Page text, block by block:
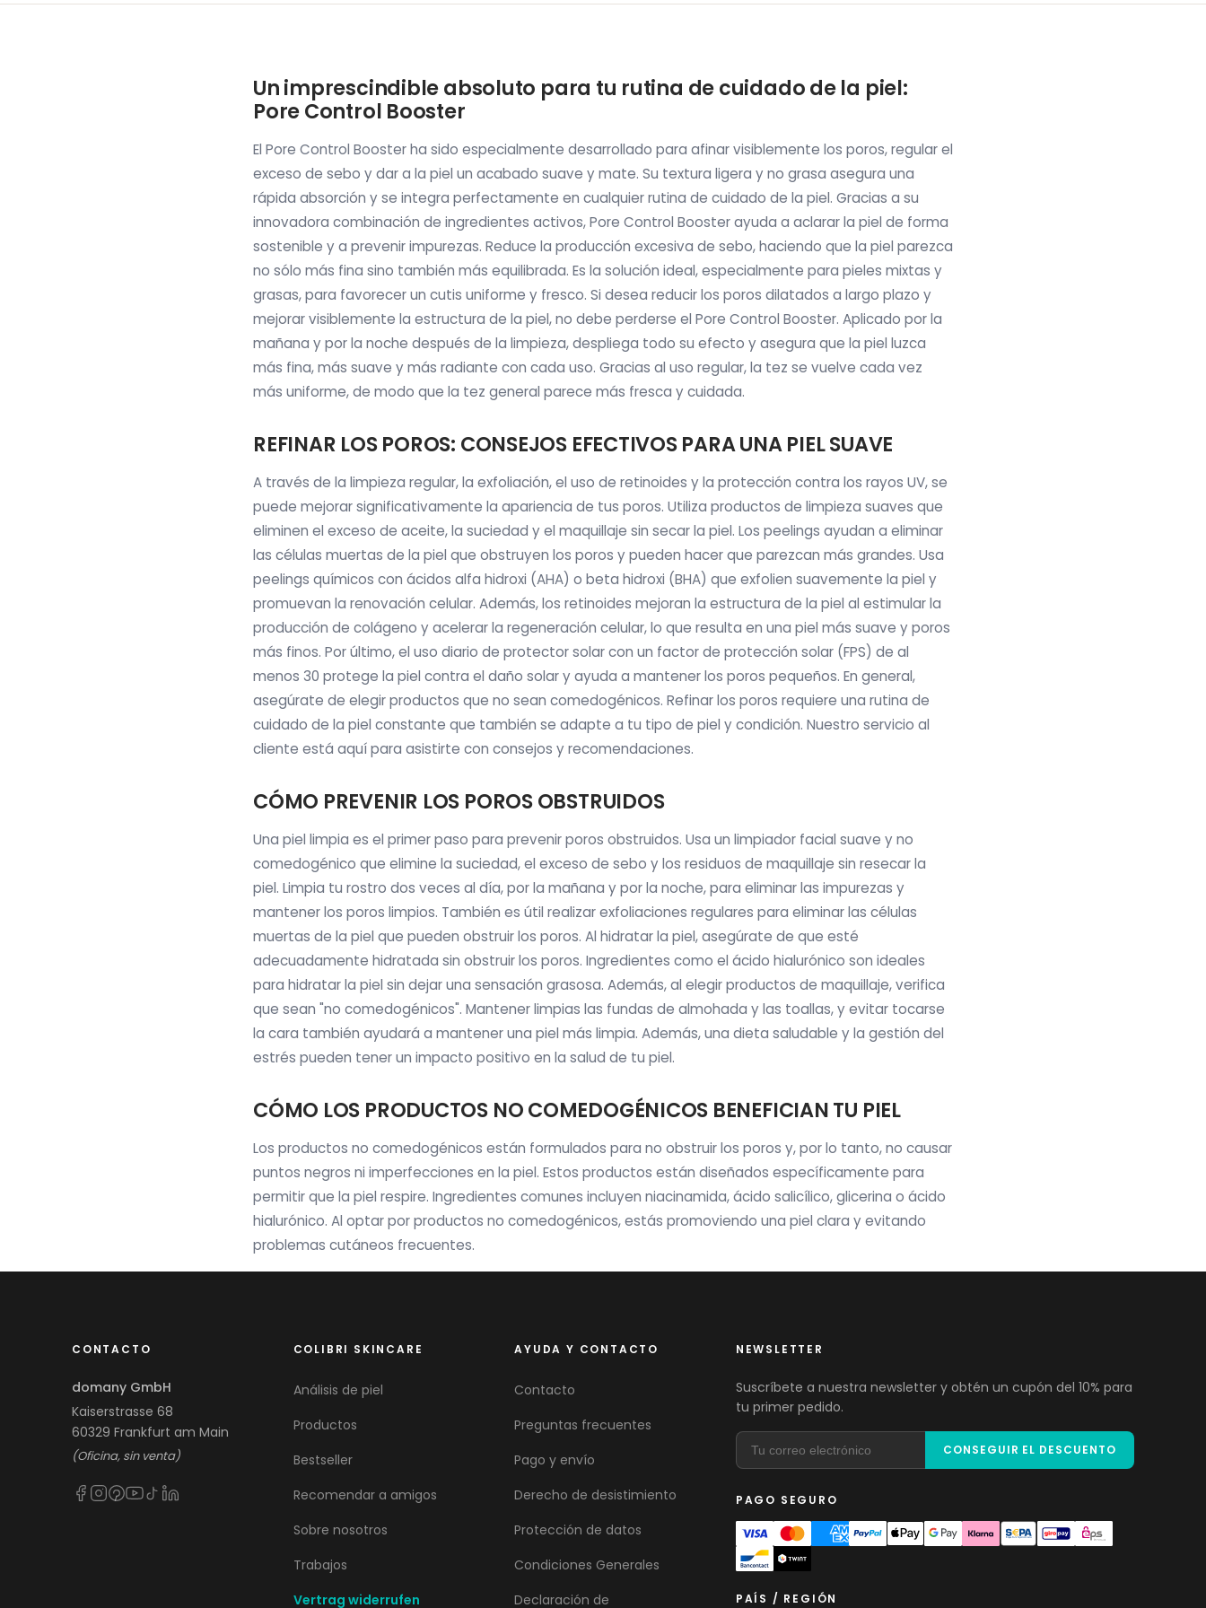
Un imprescindible absoluto para tu rutina de cuidado de la piel:
Pore Control Booster
El Pore Control Booster ha sido especialmente desarrollado para afinar visiblemente los poros, regular el
exceso de sebo y dar a la piel un acabado suave y mate. Su textura ligera y no grasa asegura una
rápida absorción y se integra perfectamente en cualquier rutina de cuidado de la piel. Gracias a su
innovadora combinación de ingredientes activos, Pore Control Booster ayuda a aclarar la piel de forma
sostenible y a prevenir impurezas. Reduce la producción excesiva de sebo, haciendo que la piel parezca
no sólo más fina sino también más equilibrada. Es la solución ideal, especialmente para pieles mixtas y
grasas, para favorecer un cutis uniforme y fresco. Si desea reducir los poros dilatados a largo plazo y
mejorar visiblemente la estructura de la piel, no debe perderse el Pore Control Booster. Aplicado por la
mañana y por la noche después de la limpieza, despliega todo su efecto y asegura que la piel luzca
más fina, más suave y más radiante con cada uso. Gracias al uso regular, la tez se vuelve cada vez
más uniforme, de modo que la tez general parece más fresca y cuidada.
REFINAR LOS POROS: CONSEJOS EFECTIVOS PARA UNA PIEL SUAVE
A través de la limpieza regular, la exfoliación, el uso de retinoides y la protección contra los rayos UV, se
puede mejorar significativamente la apariencia de tus poros. Utiliza productos de limpieza suaves que
eliminen el exceso de aceite, la suciedad y el maquillaje sin secar la piel. Los peelings ayudan a eliminar
las células muertas de la piel que obstruyen los poros y pueden hacer que parezcan más grandes. Usa
peelings químicos con ácidos alfa hidroxi (AHA) o beta hidroxi (BHA) que exfolien suavemente la piel y
promuevan la renovación celular. Además, los retinoides mejoran la estructura de la piel al estimular la
producción de colágeno y acelerar la regeneración celular, lo que resulta en una piel más suave y poros
más finos. Por último, el uso diario de protector solar con un factor de protección solar (FPS) de al
menos 30 protege la piel contra el daño solar y ayuda a mantener los poros pequeños. En general,
asegúrate de elegir productos que no sean comedogénicos. Refinar los poros requiere una rutina de
cuidado de la piel constante que también se adapte a tu tipo de piel y condición. Nuestro servicio al
cliente está aquí para asistirte con consejos y recomendaciones.
CÓMO PREVENIR LOS POROS OBSTRUIDOS
Una piel limpia es el primer paso para prevenir poros obstruidos. Usa un limpiador facial suave y no
comedogénico que elimine la suciedad, el exceso de sebo y los residuos de maquillaje sin resecar la
piel. Limpia tu rostro dos veces al día, por la mañana y por la noche, para eliminar las impurezas y
mantener los poros limpios. También es útil realizar exfoliaciones regulares para eliminar las células
muertas de la piel que pueden obstruir los poros. Al hidratar la piel, asegúrate de que esté
adecuadamente hidratada sin obstruir los poros. Ingredientes como el ácido hialurónico son ideales
para hidratar la piel sin dejar una sensación grasosa. Además, al elegir productos de maquillaje, verifica
que sean "no comedogénicos". Mantener limpias las fundas de almohada y las toallas, y evitar tocarse
la cara también ayudará a mantener una piel más limpia. Además, una dieta saludable y la gestión del
estrés pueden tener un impacto positivo en la salud de tu piel.
CÓMO LOS PRODUCTOS NO COMEDOGÉNICOS BENEFICIAN TU PIEL
Los productos no comedogénicos están formulados para no obstruir los poros y, por lo tanto, no causar
puntos negros ni imperfecciones en la piel. Estos productos están diseñados específicamente para
permitir que la piel respire. Ingredientes comunes incluyen niacinamida, ácido salicílico, glicerina o ácido
hialurónico. Al optar por productos no comedogénicos, estás promoviendo una piel clara y evitando
problemas cutáneos frecuentes.
CONTACTO
domany GmbH
Kaiserstrasse 68
60329 Frankfurt am Main
(Oficina, sin venta)
COLIBRI SKINCARE
Análisis de piel
Productos
Bestseller
Recomendar a amigos
Sobre nosotros
Trabajos
Vertrag widerrufen
AYUDA Y CONTACTO
Contacto
Preguntas frecuentes
Pago y envío
Derecho de desistimiento
Protección de datos
Condiciones Generales
Declaración de
NEWSLETTER
Suscríbete a nuestra newsletter y obtén un cupón del 10% para
tu primer pedido.
CONSEGUIR EL DESCUENTO
PAGO SEGURO
PAÍS / REGIÓN